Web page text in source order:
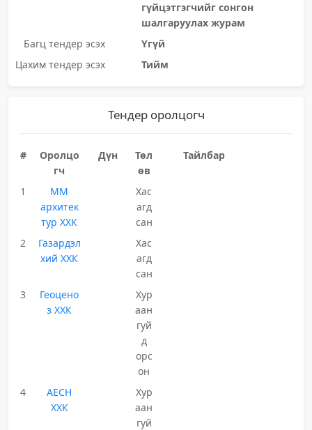
гүйцэтгэгчийг сонгон
шалгаруулах журам
Багц тендер эсэх
Үгүй
Цахим тендер эсэх
Тийм
Тендер оролцогч
#
Оролцо
гч
Дүн
Төл
өв
Тайлбар
1
ММ
архитек
тур ХХК
Хас
агд
сан
2
Газардэл
хий ХХК
Хас
агд
сан
3
Геоцено
з ХХК
Хур
аан
гуй
д
орс
он
4
АЕСН
ХХК
Хур
аан
гуй